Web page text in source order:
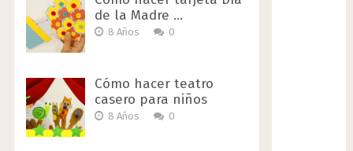
de la Madre …
8 Años 0
Cómo hacer teatro
casero para niños
8 Años 0